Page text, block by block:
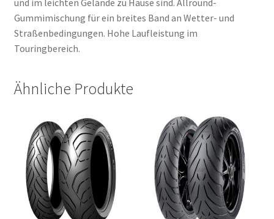
Gummimischung für ein breites Band an Wetter- und
Straßenbedingungen. Hohe Laufleistung im
Touringbereich.
Ähnliche Produkte